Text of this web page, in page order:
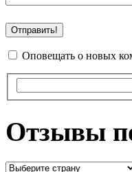
Оповещать о новых
Отзывы